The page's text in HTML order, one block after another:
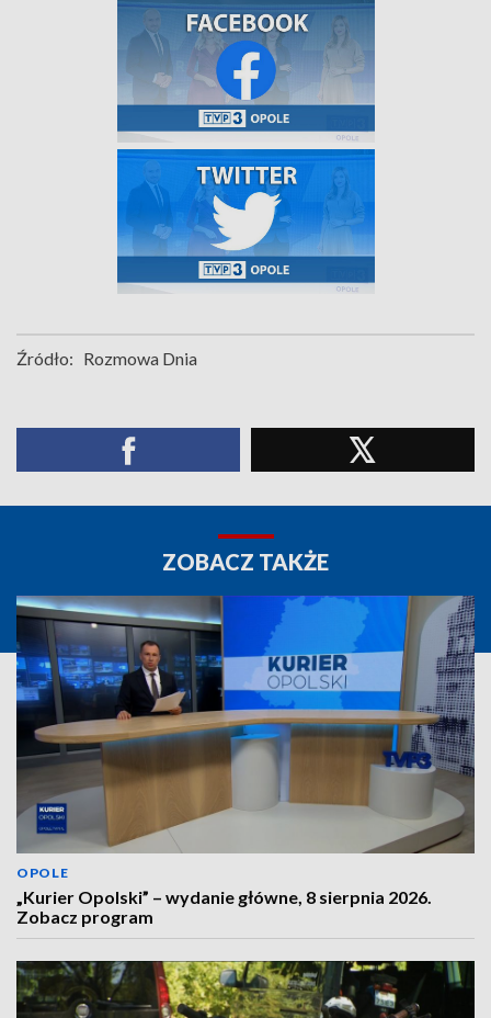
Źródło: Rozmowa Dnia
ZOBACZ TAKŻE
OPOLE
„Kurier Opolski” – wydanie główne, 8 sierpnia 2026.
Zobacz program